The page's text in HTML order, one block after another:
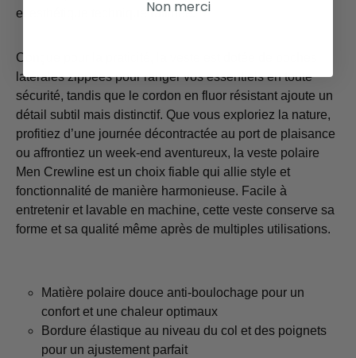
et esthétique technique raffinée.
Conçue pour la praticité, la veste est dotée de poches
latérales zippées pour ranger vos essentiels en toute
sécurité, tandis que le cordon en fluor résistant ajoute un
détail subtil mais distinctif. Que vous exploriez la nature,
profitiez d’une journée décontractée au port de plaisance
ou affrontiez un week-end aventureux, la veste polaire
Men Crewline est un choix fiable qui allie style et
fonctionnalité de manière harmonieuse. Facile à
entretenir et lavable en machine, cette veste conserve sa
forme et sa qualité même après de multiples utilisations.
Matière polaire douce anti-boulochage pour un
confort et une chaleur optimaux
Bordure élastique au niveau du col et des poignets
pour un ajustement parfait
Non merci